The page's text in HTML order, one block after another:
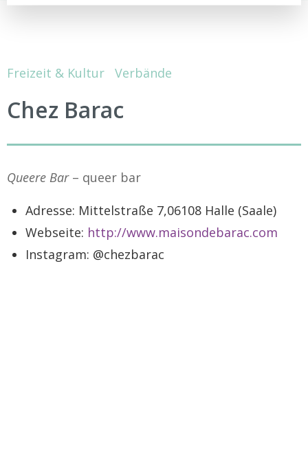
Freizeit & Kultur Verbände
Chez Barac
Queere Bar– queer bar
Adresse: Mittelstraße 7,06108 Halle (Saale)
Webseite: http://www.maisondebarac.com
Instagram: @chezbarac